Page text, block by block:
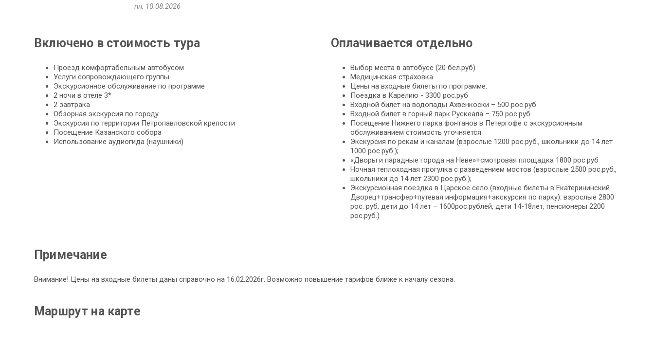
пн, 10.08.2026
Включено в стоимость тура
Проезд комфортабельным автобусом
Услуги сопровождающего группы
Экскурсионное обслуживание по программе
2 ночи в отеле 3*
2 завтрака
Обзорная экскурсия по городу
Экскурсия по территории Петропавловской крепости
Посещение Казанского собора
Использование аудиогида (наушники)
Оплачивается отдельно
Выбор места в автобусе (20 бел.руб)
Медицинская страховка
Цены на входные билеты по программе:
Поездка в Карелию - 3300 рос.руб
Входной билет на водопады Ахвенкоски – 500 рос.руб
Входной билет в горный парк Рускеала – 750 рос.руб
Посещение Нижнего парка фонтанов в Петергофе с экскурсионным
обслуживанием стоимость уточняется
Экскурсия по рекам и каналам (взрослые 1200 рос.руб., школьники до 14 лет
1000 рос.руб.);
«Дворы и парадные города на Неве»+смотровая площадка 1800 рос.руб
Ночная теплоходная прогулка с разведением мостов (взрослые 2500 рос.руб.,
школьники до 14 лет 2300 рос.руб.);
Экскурсионная поездка в Царское село (входные билеты в Екатерининский
Дворец+трансфер+путевая информация+экскурсия по парку): взрослые 2800
рос. руб, дети до 14 лет – 1600рос.рублей, дети 14-18лет, пенсионеры 2200
рос.руб.)
Примечание
Внимание! Цены на входные билеты даны справочно на 16.02.2026г. Возможно повышение тарифов ближе к началу сезона.
Маршрут на карте